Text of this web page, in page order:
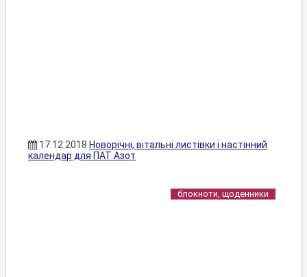
17.12.2018 Новорічні, вітальні листівки і настінний
календар для ПАТ Азот
блокноти, щоденники